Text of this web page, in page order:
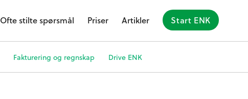
Ofte stilte spørsmål Priser Artikler Start ENK
Fakturering og regnskap Drive ENK